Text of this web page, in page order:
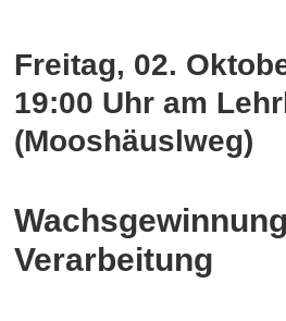
Freitag, 02.
19:00 Uhram
(Mooshäuslweg)
Verarbeitung